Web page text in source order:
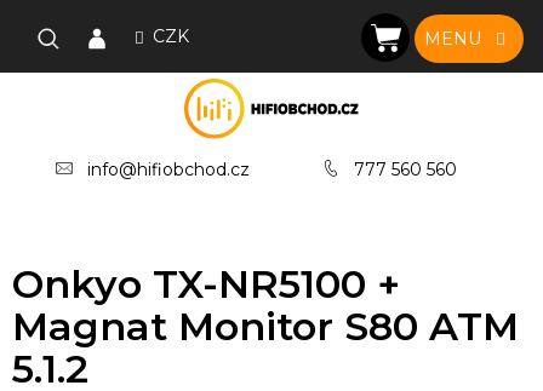
CZK
info@hifiobchod.cz 777 560 560
NÁKUPNÍ
KOŠÍK
Onkyo TX-NR5100 +
Magnat Monitor S80 ATM
5.1.2